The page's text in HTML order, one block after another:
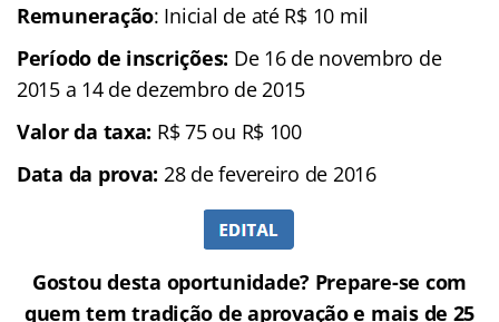
Remuneração: Inicial de até R$ 10 mil
Período de inscrições: De 16 de novembro de
2015 a 14 de dezembro de 2015
Valor da taxa: R$ 75 ou R$ 100
Data da prova: 28 de fevereiro de 2016
Gostou desta oportunidade? Prepare-se com
quem tem tradição de aprovação e mais de 25